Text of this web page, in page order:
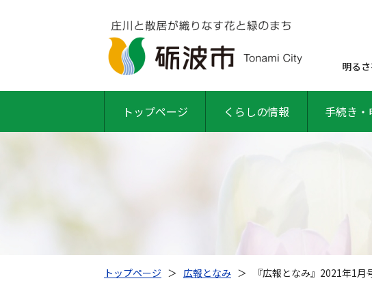
明る
トップページ くらしの情報 手続き・
トップページ ＞ 広報となみ ＞ 『広報となみ』2021年1月